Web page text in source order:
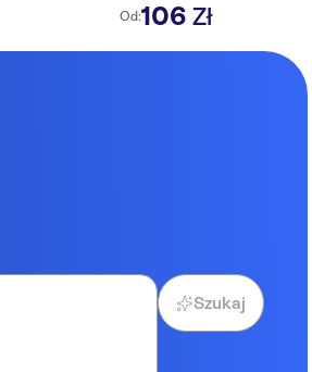
Od:106 Zł
Szukaj